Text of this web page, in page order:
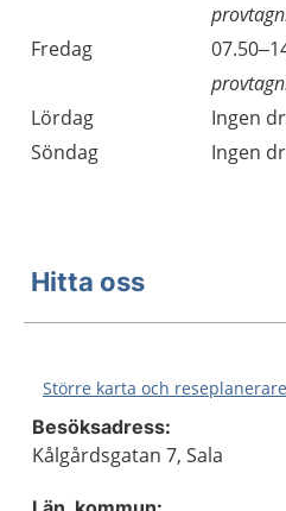
Fredag
Lördag
Ingen
Söndag
Ingen
Hitta oss
Större karta och reseplanerare
Besöksadress:
Kålgårdsgatan 7, Sala